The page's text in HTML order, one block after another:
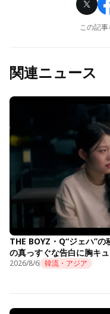
この記
関連ニュース
THE BOYZ・Q“ジェハ”
の真っすぐな告白に胸キ
2026/8/6 韓流・アジア